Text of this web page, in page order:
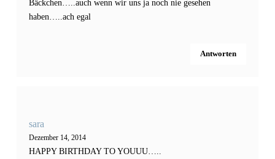
Bäckchen…..auch wenn wir uns ja noch nie gesehen
haben…..ach egal
Antworten
sara
Dezember 14, 2014
HAPPY BIRTHDAY TO YOUUU…..